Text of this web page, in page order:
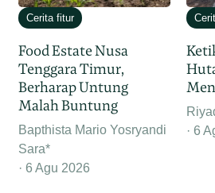
Cerita fitur
Food Estate Nusa
Tenggara Timur,
Berharap Untung
Malah Buntung
Bapthista Mario Yosryandi
Sara*
6 Agu 2026
6